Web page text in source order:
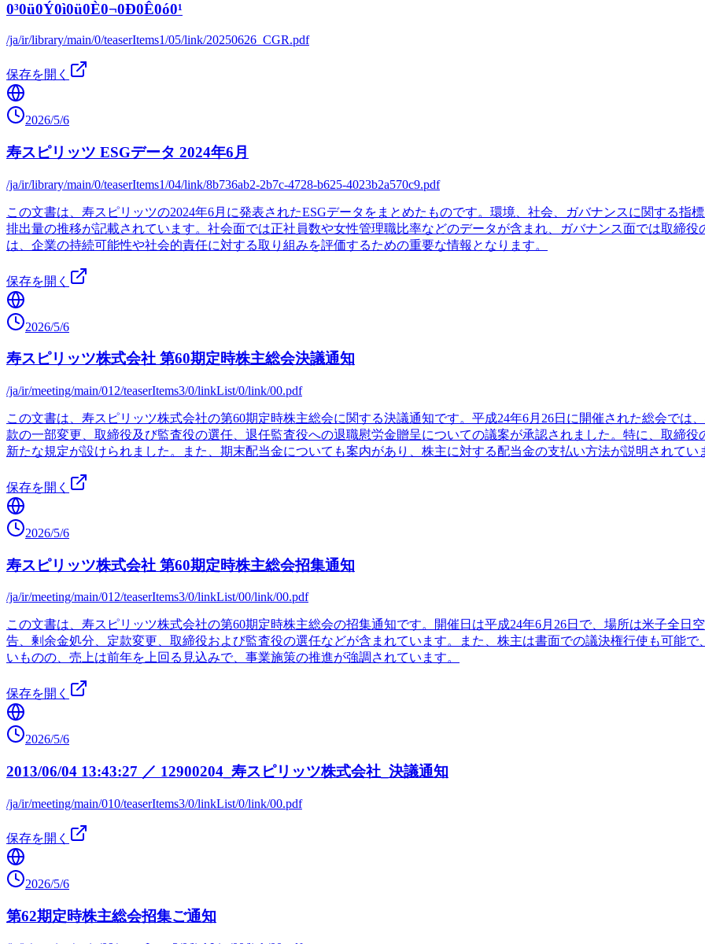
0³0ü0Ý0ì0ü0È0¬0Ð0Ê0ó0¹
/ja/ir/library/main/0/teaserItems1/05/link/20250626_CGR.pdf
保存を開く
2026/5/6
寿スピリッツ ESGデータ 2024年6月
/ja/ir/library/main/0/teaserItems1/04/link/8b736ab2-2b7c-4728-b625-4023b2a570c9.pdf
この文書は、寿スピリッツの2024年6月に発表されたESGデータをまとめたものです。環境、社会、ガバナンスに関する指
排出量の推移が記載されています。社会面では正社員数や女性管理職比率などのデータが含まれ、ガバナンス面では取締
は、企業の持続可能性や社会的責任に対する取り組みを評価するための重要な情報となります。
保存を開く
2026/5/6
寿スピリッツ株式会社 第60期定時株主総会決議通知
/ja/ir/meeting/main/012/teaserItems3/0/linkList/0/link/00.pdf
この文書は、寿スピリッツ株式会社の第60期定時株主総会に関する決議通知です。平成24年6月26日に開催された総会では
款の一部変更、取締役及び監査役の選任、退任監査役への退職慰労金贈呈についての議案が承認されました。特に、取締
新たな規定が設けられました。また、期末配当金についても案内があり、株主に対する配当金の支払い方法が説明されてい
保存を開く
2026/5/6
寿スピリッツ株式会社 第60期定時株主総会招集通知
/ja/ir/meeting/main/012/teaserItems3/0/linkList/00/link/00.pdf
この文書は、寿スピリッツ株式会社の第60期定時株主総会の招集通知です。開催日は平成24年6月26日で、場所は米子全日
告、剰余金処分、定款変更、取締役および監査役の選任などが含まれています。また、株主は書面での議決権行使も可能
いものの、売上は前年を上回る見込みで、事業施策の推進が強調されています。
保存を開く
2026/5/6
2013/06/04 13:43:27 ／ 12900204_寿スピリッツ株式会社_決議通知
/ja/ir/meeting/main/010/teaserItems3/0/linkList/0/link/00.pdf
保存を開く
2026/5/6
第62期定時株主総会招集ご通知